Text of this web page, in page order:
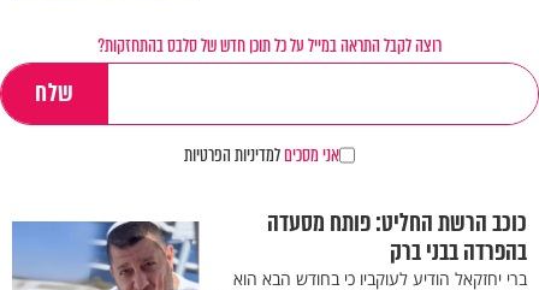
רוצה לקבל התראה במייל על כל תוכן חדש של סלבס בהתחזקות?
אני מסכיםלמדיניות הפרטיות
כוכב הרשת החליט: פותח מסעדה
בהפרדה בבני ברק
ברי יחזקאל הודיע לעוקביו כי בחודש הבא הוא